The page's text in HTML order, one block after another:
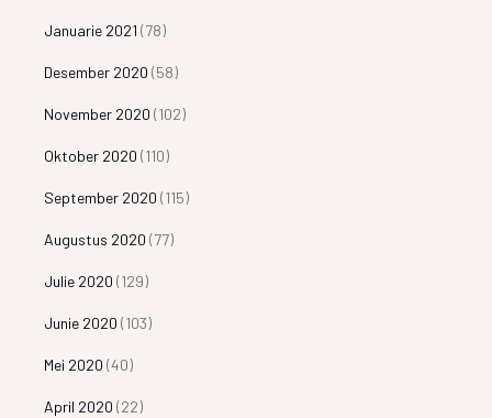
Januarie 2021 (78)
Desember 2020 (58)
November 2020 (102)
Oktober 2020 (110)
September 2020 (115)
Augustus 2020 (77)
Julie 2020 (129)
Junie 2020 (103)
Mei 2020 (40)
April 2020 (22)